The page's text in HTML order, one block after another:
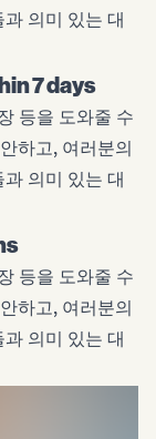
의미 있는 대
7 days
등을 도와줄 수
하고, 여러분의
의미 있는 대
등을 도와줄 수
하고, 여러분의
의미 있는 대